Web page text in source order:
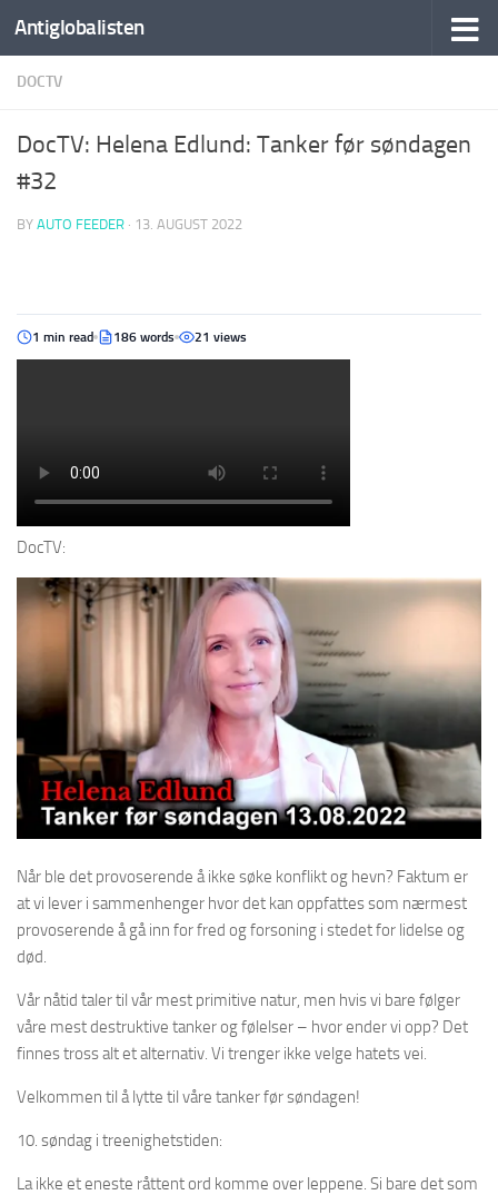
Antiglobalisten
DOCTV
DocTV: Helena Edlund: Tanker før søndagen
#32
BY AUTO FEEDER · 13. AUGUST 2022
1 min read 186 words 21 views
DocTV:
Når ble det provoserende å ikke søke konflikt og hevn? Faktum er
at vi lever i sammenhenger hvor det kan oppfattes som nærmest
provoserende å gå inn for fred og forsoning i stedet for lidelse og
død.
Vår nåtid taler til vår mest primitive natur, men hvis vi bare følger
våre mest destruktive tanker og følelser – hvor ender vi opp? Det
finnes tross alt et alternativ. Vi trenger ikke velge hatets vei.
Velkommen til å lytte til våre tanker før søndagen!
10. søndag i treenighetstiden:
La ikke et eneste råttent ord komme over leppene. Si bare det som